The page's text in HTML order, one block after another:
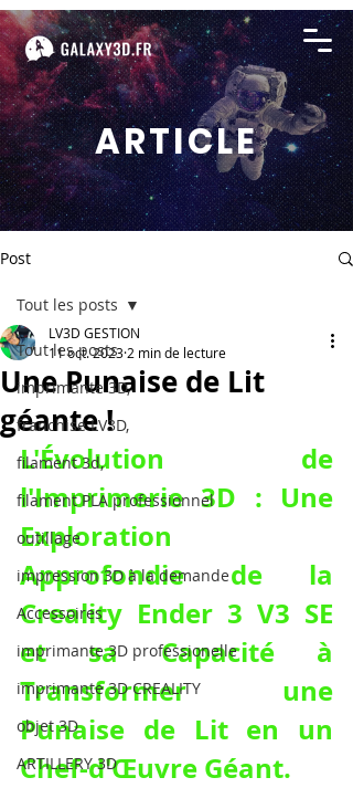
ARTICLE
Post
Tout les posts
imprimante 3D,
franchise LV3D,
filament 3d,
filament PLA professionnel
outillage
impression 3D à la demande
Accessoires
imprimante 3D professionelle
imprimante 3D CREALITY
objet 3D
ARTILLERY 3D
Tout les posts
Une Punaise de Lit
géante !
LV3D GESTION
11 oct. 2023 2 min de lecture
L'Évolution de
l'Imprimerie 3D : Une
Exploration
Approfondie de la
Creality Ender 3 V3 SE
et sa Capacité à
Transformer une
Punaise de Lit en un
Chef-d'Œuvre Géant.